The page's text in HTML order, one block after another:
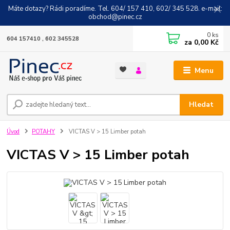
Máte dotazy? Rádi poradíme. Tel. 604/ 157 410, 602/ 345 528. e-mail:
obchod@pinec.cz
Menu
Hledat
604 157410 , 602 345528 0 ks
za 0,00 Kč
Úvod POTAHY VICTAS V > 15 Limber potah
VICTAS V > 15 Limber potah